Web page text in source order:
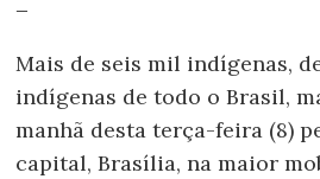
—
Mais de seis mil indígenas,
indígenas de todo o Brasil,
manhã desta terça-feira (8)
capital, Brasília, na maior